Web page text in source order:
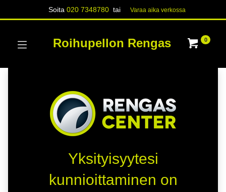
Soita020 7348780 tai Varaa aika verk​​​​ossa
Roihupellon Rengas 0
Yksityisyytesi
kunnioittaminen on